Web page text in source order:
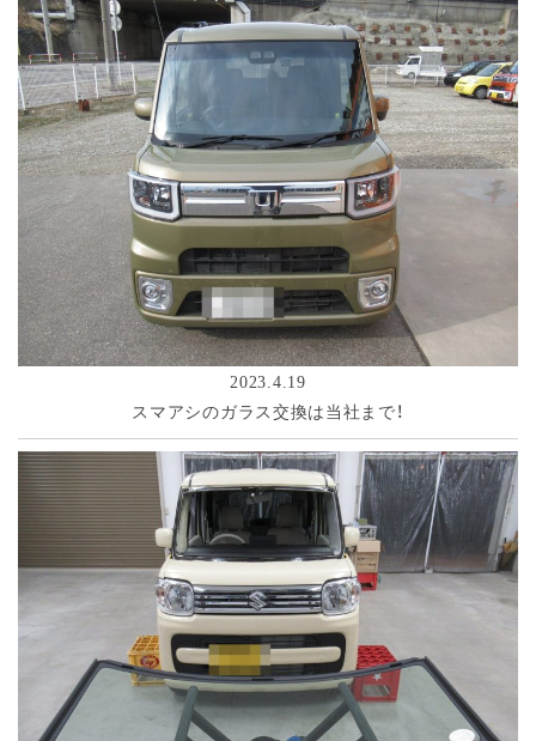
2023.4.19
スマアシのガラス交換は当社まで！